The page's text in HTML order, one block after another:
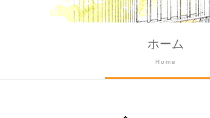
ホーム
Home